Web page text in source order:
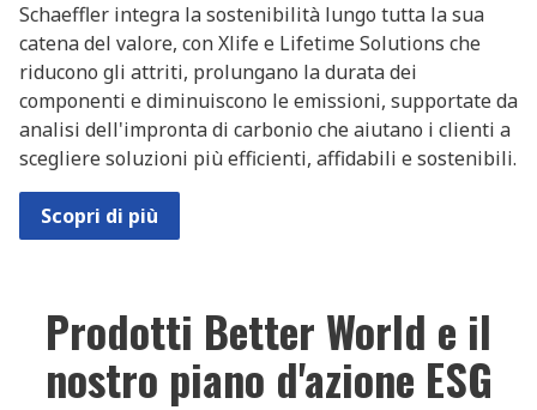
Schaeffler integra la sostenibilità lungo tutta la sua
catena del valore, con Xlife e Lifetime Solutions che
riducono gli attriti, prolungano la durata dei
componenti e diminuiscono le emissioni, supportate da
analisi dell'impronta di carbonio che aiutano i clienti a
scegliere soluzioni più efficienti, affidabili e sostenibili.
Scopri di più
Prodotti Better World e il
nostro piano d'azione ESG